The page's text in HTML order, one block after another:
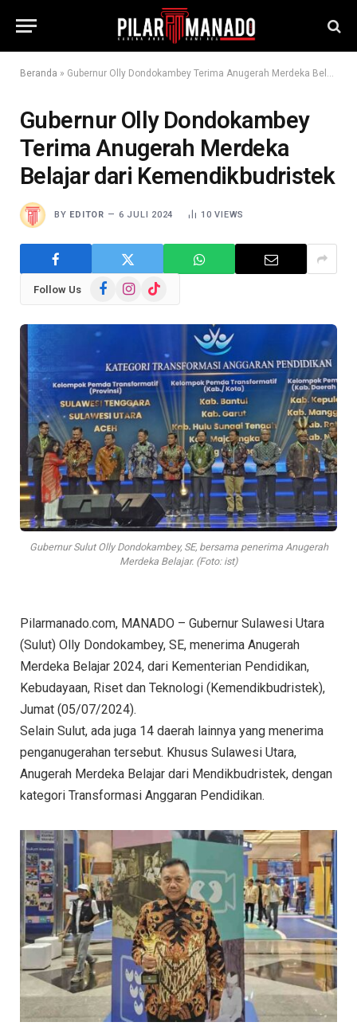
Beranda » Gubernur Olly Dondokambey Terima Anugerah Merdeka Belajar dari Kemendikbudristek
Gubernur Olly Dondokambey
Terima Anugerah Merdeka
Belajar dari Kemendikbudristek
BY EDITOR 6 JULI 2024 10VIEWS
Follow Us FacebookInstagram
TikTok
Gubernur Sulut Olly Dondokambey, SE, bersama penerima Anugerah
Merdeka Belajar. (Foto: ist)
Pilarmanado.com, MANADO – Gubernur Sulawesi Utara
(Sulut) Olly Dondokambey, SE, menerima Anugerah
Merdeka Belajar 2024, dari Kementerian Pendidikan,
Kebudayaan, Riset dan Teknologi (Kemendikbudristek),
Jumat (05/07/2024).
Selain Sulut, ada juga 14 daerah lainnya yang menerima
penganugerahan tersebut. Khusus Sulawesi Utara,
Anugerah Merdeka Belajar dari Mendikbudristek, dengan
kategori Transformasi Anggaran Pendidikan.